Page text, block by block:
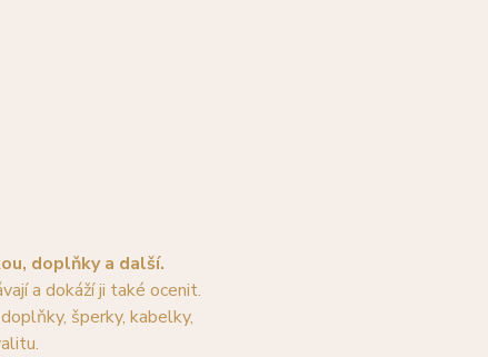
doplňky a další.
a dokáží ji také ocenit.
šperky, kabelky,